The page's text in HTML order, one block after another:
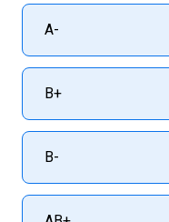
A-
B+
B-